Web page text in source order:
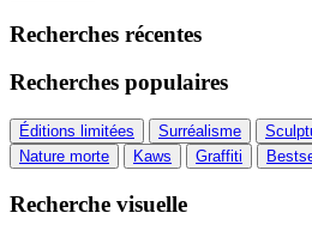
Recherches récentes
Recherches populaires
Éditions limitées Surréalisme
Nature morte
Kaws Graffiti
Recherche visuelle